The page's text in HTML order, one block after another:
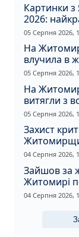
Картинки
2026:
щирі
05 Серпня 2026,
На
влучила в
спалахнула
05 Серпня 2026,
На
витягли з
05 Серпня 2026,
Захист
рішення з
04 Серпня 2026,
Зайшов за
Житомирі
нападник
04 Серпня 2026,